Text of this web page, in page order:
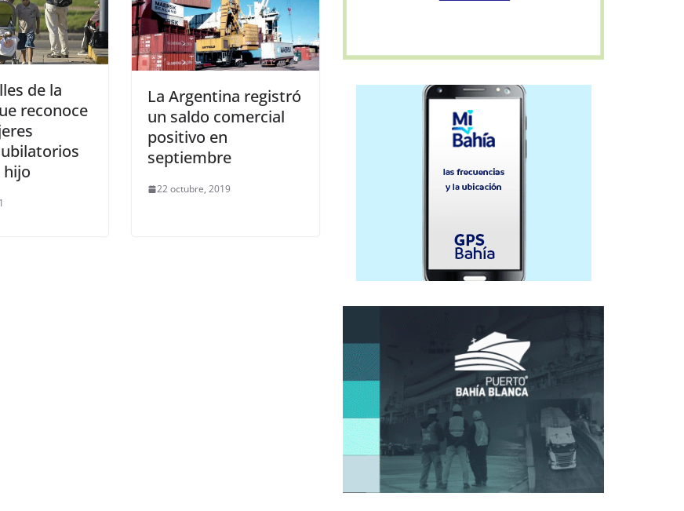
de la
reconoce
hijo
La Argentina registró
un saldo comercial
positivo en
septiembre
22 octubre, 2019